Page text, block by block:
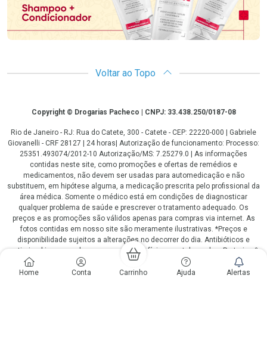
Home Conta Carrinho Ajuda Alertas
Voltar ao Topo
CopyrightCopyright © Drogarias Pacheco | CNPJ: 33.438.250/0187-08
Rio de Janeiro - RJ: Rua do Catete, 300 - Catete - CEP: 22220-000 | Gabriele
Giovanelli - CRF 28127 | 24 horas| Autorização de funcionamento: Processo:
25351.493074/2012-10 Autorização/MS: 7.25279.0 | As informações
contidas neste site, como promoções e ofertas de remédios e
medicamentos, não devem ser usadas para automedicação e não
substituem, em hipótese alguma, a medicação prescrita pelo profissional da
área médica. Somente o médico está em condições de diagnosticar
qualquer problema de saúde e prescrever o tratamento adequado. Os
preços e as promoções são válidos apenas para compras via internet. As
fotos contidas em nosso site são meramente ilustrativas. *Preços e
disponibilidade sujeitos a alterações no decorrer do dia. Antibióticos e
antimicrobianos vendas apenas em lojas físicas ou televendas. Portaria nº
344 - 01/02/1999 - Ministério da Saúde. Horário de funcionamento Central
de Vendas e Atendimento ao Cliente 4020 4404 ou 0800 282 10 10 de